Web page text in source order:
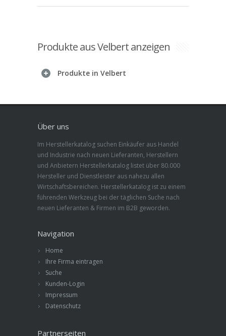
Produkte aus Velbert anzeigen
Produkte in Velbert
Über uns
Im Herstellerkatalog suchen Einkäufer aus Handel
und Industrie nach neuen Lieferanten, Herstellern
und Anbietern Herstellerkatalog listet über 80.000
Hersteller und Dienstleister aus nahezu allen
Wirtschaftsbereichen. Herstellerkatalog ist zu einem
führenden Werkzeug bei der täglichen Suche nach
neuen Lieferanten & Firmen im B2B geworden.
Navigation
Home
Ihre Firma eintragen
Suche
Kunden-Login
Impressum
Datenschutz
Partnerseiten